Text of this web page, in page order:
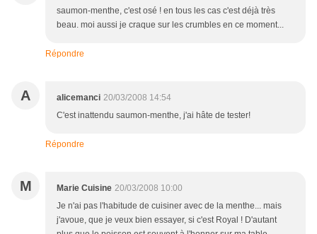
saumon-menthe, c'est osé ! en tous les cas c'est déjà très
beau. moi aussi je craque sur les crumbles en ce moment...
Répondre
A alicemanci 20/03/2008 14:54
C'est inattendu saumon-menthe, j'ai hâte de tester!
Répondre
M Marie Cuisine 20/03/2008 10:00
Je n'ai pas l'habitude de cuisiner avec de la menthe... mais
j'avoue, que je veux bien essayer, si c'est Royal ! D'autant